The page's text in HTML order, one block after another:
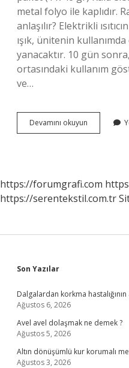
metal folyo ile kaplıdır.
anlaşılır? Elektrikli
ışık, ünitenin
yanacaktır. 10 gün
ortasındaki kullanım
ve…
Devamını okuyun
Tablet
https://forumgrafi.com
https://serentekstil.com.tr
Sidebar
Son Yazılar
Dalgalardan korkma hastalığının
Ağustos 6, 2026
Avel avel dolaşmak ne demek ?
Ağustos 5, 2026
Altın dönüşümlü kur korumalı
Ağustos 3, 2026